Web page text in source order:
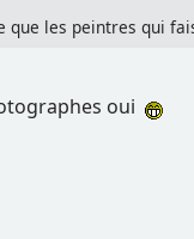
que les peintres qui
oui